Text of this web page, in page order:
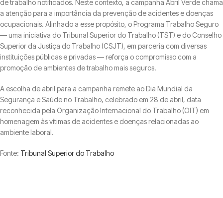
de trabalho notificados. Neste contexto, a campanha Abril Verde chama
a atenção para a importância da prevenção de acidentes e doenças
ocupacionais. Alinhado a esse propósito, o Programa Trabalho Seguro
— uma iniciativa do Tribunal Superior do Trabalho (TST) e do Conselho
Superior da Justiça do Trabalho (CSJT), em parceria com diversas
instituições públicas e privadas — reforça o compromisso com a
promoção de ambientes de trabalho mais seguros.
A escolha de abril para a campanha remete ao Dia Mundial da
Segurança e Saúde no Trabalho, celebrado em 28 de abril, data
reconhecida pela Organização Internacional do Trabalho (OIT) em
homenagem às vítimas de acidentes e doenças relacionadas ao
ambiente laboral.
Fonte: Tribunal Superior do Trabalho